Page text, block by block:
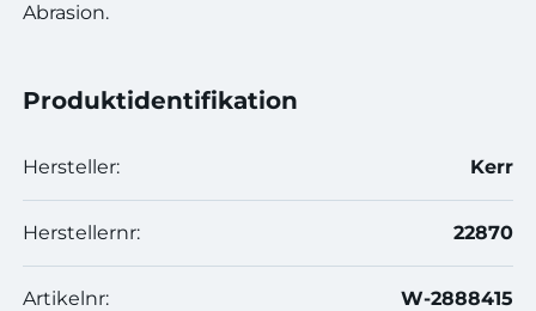
Abrasion.
Produktidentifikation
Hersteller: Kerr
Herstellernr: 22870
Artikelnr: W-2888415